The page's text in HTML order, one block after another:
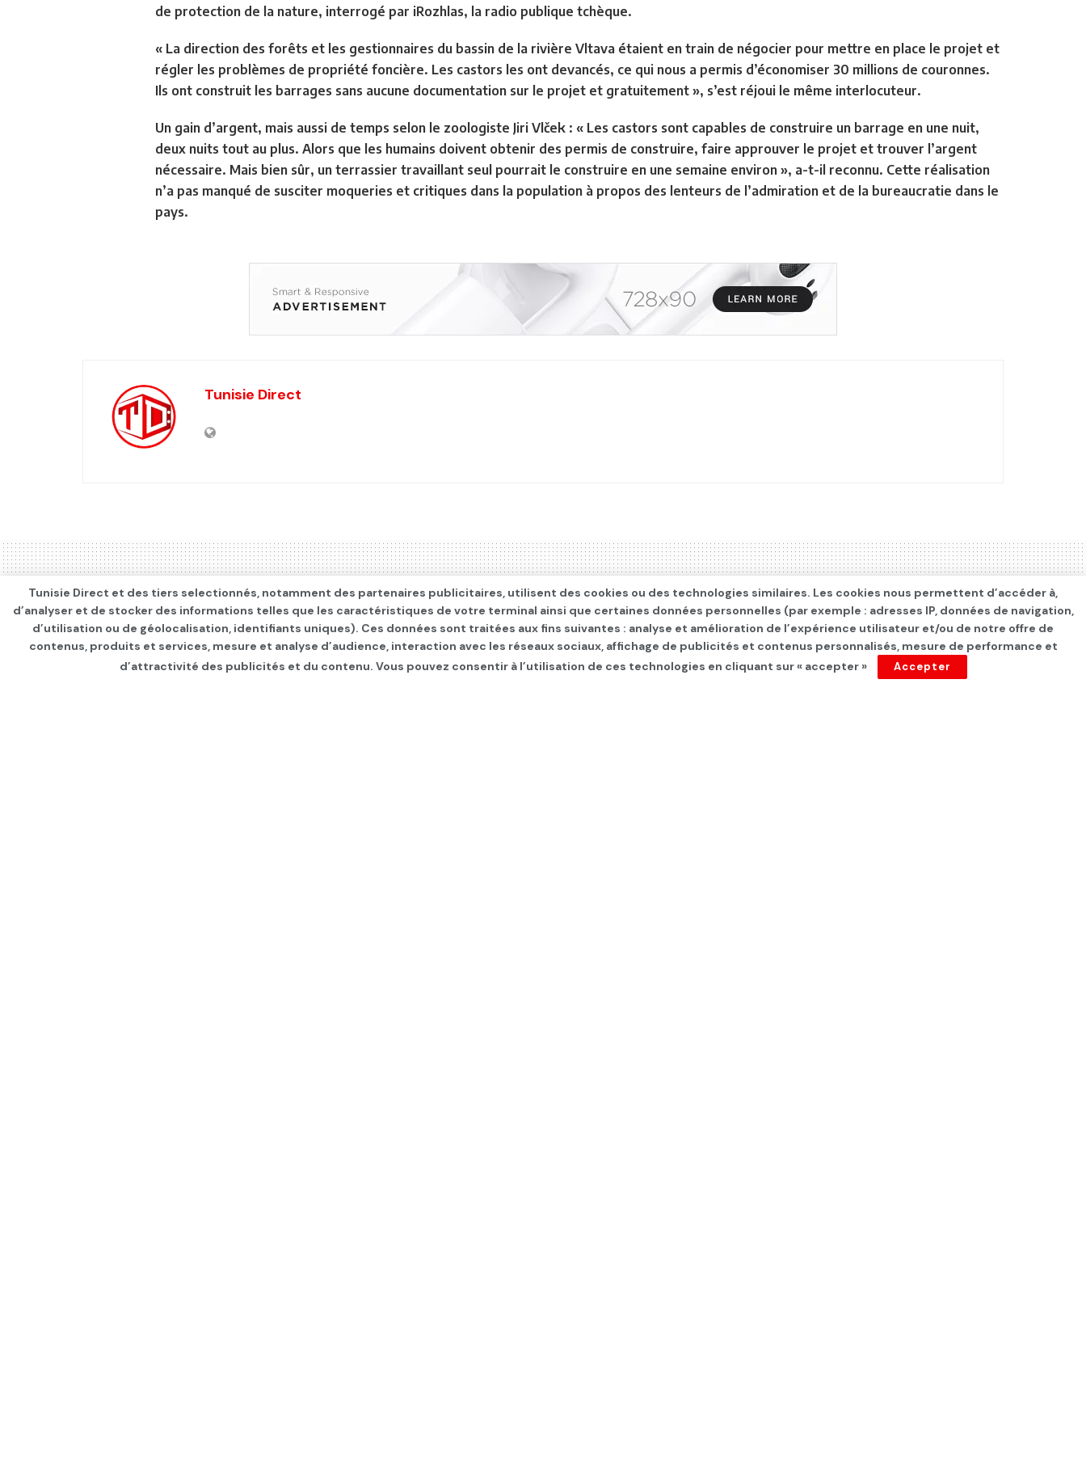
de protection de la nature, interrogé par iRozhlas, la radio publique tchèque.
« La direction des forêts et les gestionnaires du bassin de la rivière Vltava étaient en train de négocier pour mettre en place le projet et
régler les problèmes de propriété foncière. Les castors les ont devancés, ce qui nous a permis d’économiser 30 millions de couronnes.
Ils ont construit les barrages sans aucune documentation sur le projet et gratuitement », s’est réjoui le même interlocuteur.
Un gain d’argent, mais aussi de temps selon le zoologiste Jiri Vlček : « Les castors sont capables de construire un barrage en une nuit,
deux nuits tout au plus. Alors que les humains doivent obtenir des permis de construire, faire approuver le projet et trouver l’argent
nécessaire. Mais bien sûr, un terrassier travaillant seul pourrait le construire en une semaine environ », a-t-il reconnu. Cette réalisation
n’a pas manqué de susciter moqueries et critiques dans la population à propos des lenteurs de l’admiration et de la bureaucratie dans le
pays.
Tunisie Direct
Tunisie Direct et des tiers selectionnés, notamment des partenaires publicitaires, utilisent des cookies ou des technologies similaires. Les cookies nous permettent d’accéder à,
d’analyser et de stocker des informations telles que les caractéristiques de votre terminal ainsi que certaines données personnelles (par exemple : adresses IP, données de navigation,
d’utilisation ou de géolocalisation, identifiants uniques). Ces données sont traitées aux fins suivantes : analyse et amélioration de l’expérience utilisateur et/ou de notre offre de
contenus, produits et services, mesure et analyse d’audience, interaction avec les réseaux sociaux, affichage de publicités et contenus personnalisés, mesure de performance et
d’attractivité des publicités et du contenu. Vous pouvez consentir à l’utilisation de ces technologies en cliquant sur « accepter »
Accepter